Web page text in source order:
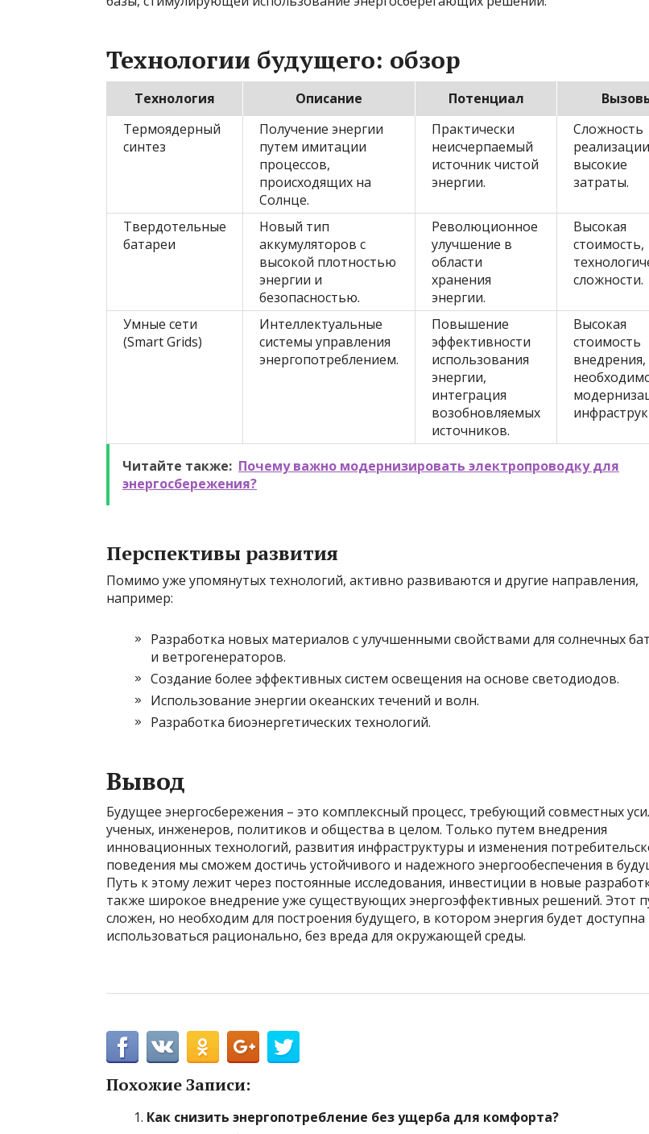
Технологии будущего: обзор
Технология Описание Потенциал
Термоядерный
синтез
Получение энергии
путем имитации
процессов,
происходящих на
Солнце.
Практически
неисчерпаемый
источник чистой
энергии.
Сложность
высокие
затраты.
Твердотельные
батареи
Новый тип
аккумуляторов с
высокой плотностью
энергии и
безопасностью.
Революционное
улучшение в
области
хранения
энергии.
Высокая
стоимость,
сложности.
Умные сети
(Smart Grids)
Интеллектуальные
системы управления
энергопотреблением.
Повышение
эффективности
использования
энергии,
интеграция
возобновляемых
источников.
Высокая
стоимость
внедрения,
Читайте также: Почему важно модернизировать электропроводку для
энергосбережения?
Перспективы развития
Помимо уже упомянутых технологий, активно развиваются и другие направления,
например:
Разработка новых материалов с улучшенными свойствами для солнечных
и ветрогенераторов.
Создание более эффективных систем освещения на основе светодиодов.
Использование энергии океанских течений и волн.
Разработка биоэнергетических технологий.
Вывод
Будущее энергосбережения – это комплексный процесс, требующий совместных
ученых, инженеров, политиков и общества в целом. Только путем внедрения
инновационных технологий, развития инфраструктуры и изменения
поведения мы сможем достичь устойчивого и надежного энергообеспечения в
Путь к этому лежит через постоянные исследования, инвестиции в новые
также широкое внедрение уже существующих энергоэффективных решений. Этот
сложен, но необходим для построения будущего, в котором энергия будет доступна
использоваться рационально, без вреда для окружающей среды.
Похожие Записи:
Как снизить энергопотребление без ущерба для комфорта?